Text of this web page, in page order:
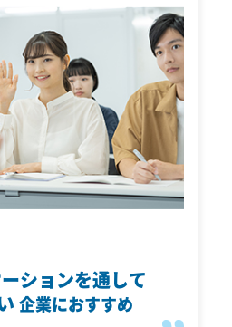
ションを通して
企業におすすめ